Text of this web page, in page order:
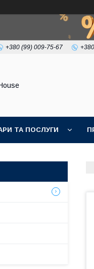
+380 (99) 009-75-67
ТА ПОСЛУГИ